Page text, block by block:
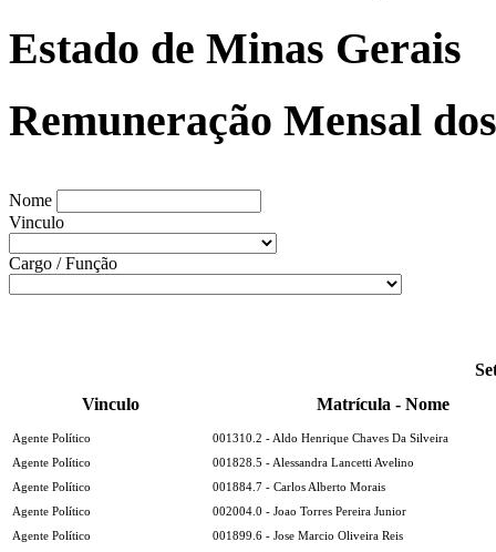
Estado de Minas Gerais
Remuneração Mensal
Nome
Vinculo
Cargo / Função
Vinculo
Matrícula - Nome
Agente Político
001310.2 - Aldo Henrique Chaves Da Silveira
Agente Político
001828.5 - Alessandra Lancetti Avelino
Agente Político
001884.7 - Carlos Alberto Morais
Agente Político
002004.0 - Joao Torres Pereira Junior
Agente Político
001899.6 - Jose Marcio Oliveira Reis